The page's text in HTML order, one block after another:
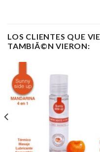
LOS CLIENTES QUE
TAMBIÃ©N VIERON: